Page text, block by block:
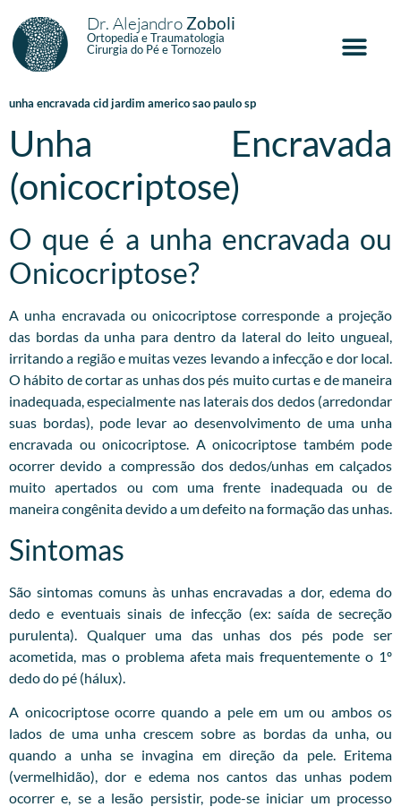
Dr. Alejandro Zoboli
Ortopedia e Traumatologia
Cirurgia do Pé e Tornozelo
unha encravada cid jardim americo sao paulo sp
Unha Encravada
(onicocriptose)
O que é a unha encravada ou
Onicocriptose?
A unha encravada ou onicocriptose corresponde a projeção
das bordas da unha para dentro da lateral do leito ungueal,
irritando a região e muitas vezes levando a infecção e dor local.
O hábito de cortar as unhas dos pés muito curtas e de maneira
inadequada, especialmente nas laterais dos dedos (arredondar
suas bordas), pode levar ao desenvolvimento de uma unha
encravada ou onicocriptose. A onicocriptose também pode
ocorrer devido a compressão dos dedos/unhas em calçados
muito apertados ou com uma frente inadequada ou de
maneira congênita devido a um defeito na formação das unhas.
Sintomas
São sintomas comuns às unhas encravadas a dor, edema do
dedo e eventuais sinais de infecção (ex: saída de secreção
purulenta). Qualquer uma das unhas dos pés pode ser
acometida, mas o problema afeta mais frequentemente o 1º
dedo do pé (hálux).
A onicocriptose ocorre quando a pele em um ou ambos os
lados de uma unha crescem sobre as bordas da unha, ou
quando a unha se invagina em direção da pele. Eritema
(vermelhidão), dor e edema nos cantos das unhas podem
ocorrer e, se a lesão persistir, pode-se iniciar um processo